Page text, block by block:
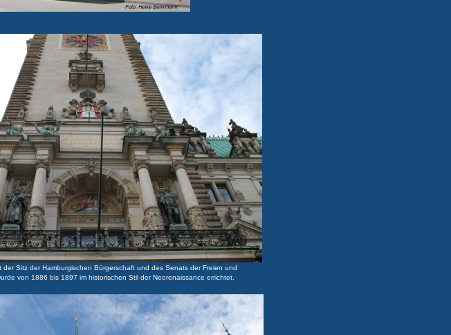
der Sitz der Hamburgischen Bürgerschaft und des Senats der Freien und
von 1886 bis 1897 im historischen Stil der Neorenaissance errichtet.